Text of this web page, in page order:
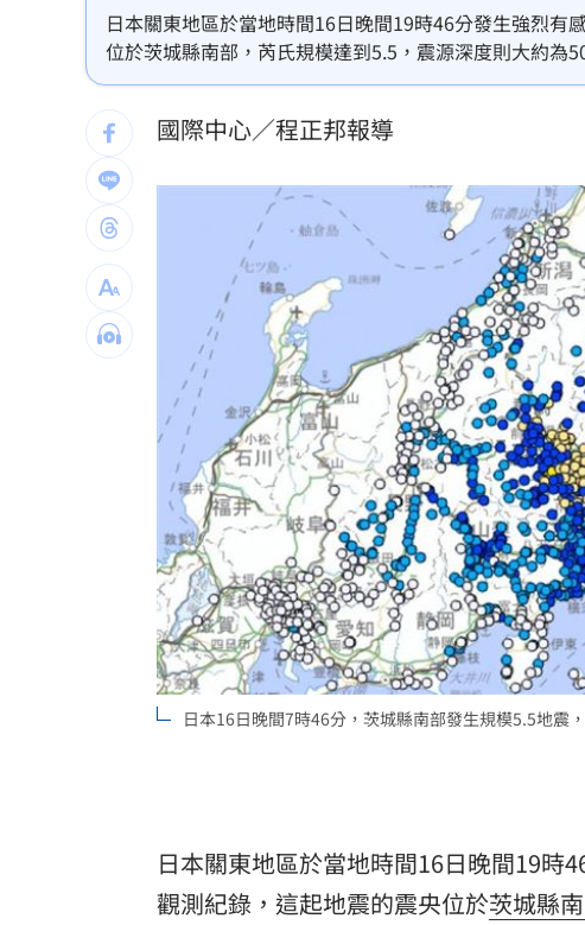
瓊斯盃領隊出爐 陳立宗與張維正挺台灣隊
台中女里長掃街拜票遭潑糞⋯全身沾滿穢物
彰化橘色虎斑貓走失！飼主懸賞20萬找阿咪
昔赴陸尋根挨轟 郭品超變禿頭近照嚇壞網
買疫苗被詐10億！昔日半導體CEO認了被騙
劉若雪首度回應！捲入周杰倫私生子風波
選手一開口驚豔全場 歌王聽到一半變臉
台灣彩券開獎直播中 20:31
LIVE三立+24小時直播 15:27
三立iNEWS新聞台線上直播 18:00
商場戰國來臨 台中「頂奢大道」逐漸成形
台彩父親節推新刮刮樂千萬頭獎超「爸」氣
「拍片人的多重宇宙」職涯論壇9/12登場！
日本關東地區於當地時間16日晚間19時46分發生強烈
位於茨城縣南部，芮氏規模達到5.5，震源深度則大約為
發生時皆能感受到明顯且持續的劇烈搖晃。日本氣象廳
速報」，提醒民眾尋找安全掩蔽。
國際中心／程正邦報導
日本16日晚間7時46分，茨城縣南部發生規模5.5地震
日本關東地區於當地時間16日晚間19時
觀測紀錄，這起地震的震央位於茨城縣